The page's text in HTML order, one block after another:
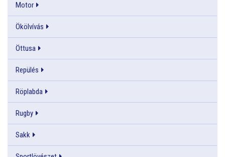
Motor
Ökölvívás
Öttusa
Repülés
Röplabda
Rugby
Sakk